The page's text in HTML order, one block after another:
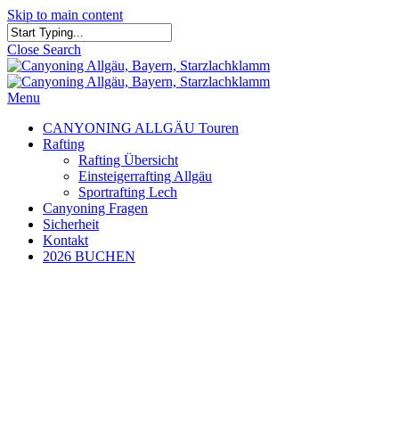
Skip to main content
Close Search
Menu
CANYONING ALLGÄU Touren
Rafting
Rafting Übersicht
Einsteigerrafting Allgäu
Sportrafting Lech
Canyoning Fragen
Sicherheit
Kontakt
2026 BUCHEN